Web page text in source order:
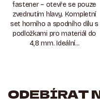
fastener – otevře se pouze
zvednutím hlavy. Kompletní
set horního a spodního dílu s
podložkami pro materiál do
4,8 mm. Ideální...
ODEBÍRAT